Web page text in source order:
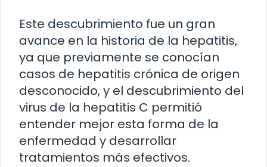
Este descubrimiento fue un gran
avance en la historia de la hepatitis,
ya que previamente se conocían
casos de hepatitis crónica de origen
desconocido, y el descubrimiento del
virus de la hepatitis C permitió
entender mejor esta forma de la
enfermedad y desarrollar
tratamientos más efectivos.